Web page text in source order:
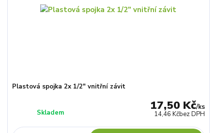
Plastová spojka 2x 1/2" vnitřní závit
17,50 Kč/ks
14,46 Kčbez DPH
Skladem